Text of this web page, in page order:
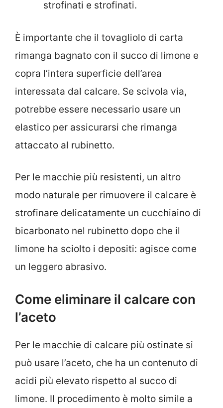
strofinati e strofinati.
È importante che il tovagliolo di carta
rimanga bagnato con il succo di limone e
copra l’intera superficie dell’area
interessata dal calcare. Se scivola via,
potrebbe essere necessario usare un
elastico per assicurarsi che rimanga
attaccato al rubinetto.
Per le macchie più resistenti, un altro
modo naturale per rimuovere il calcare è
strofinare delicatamente un cucchiaino di
bicarbonato nel rubinetto dopo che il
limone ha sciolto i depositi: agisce come
un leggero abrasivo.
Come eliminare il calcare con
l’aceto
Per le macchie di calcare più ostinate si
può usare l’aceto, che ha un contenuto di
acidi più elevato rispetto al succo di
limone. Il procedimento è molto simile a